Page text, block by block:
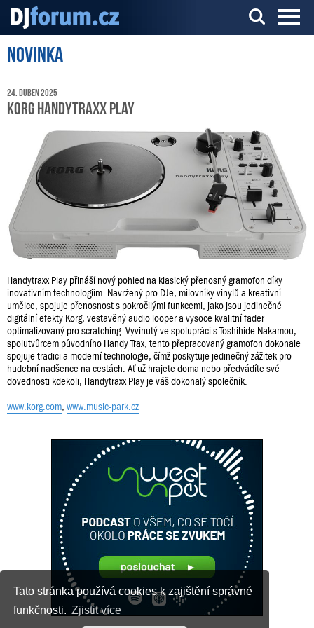
Tato stránka používá cookies k zajištění správné
funkčnosti. Zjistit více
Server o DJ technice a DJingu
Novinka
24. duben 2025
KORG handytraxx play
Handytraxx Play přináší nový pohled na klasický přenosný gramofon díky
inovativním technologiím. Navržený pro DJe, milovníky vinylů a kreativní
umělce, spojuje přenosnost s pokročilými funkcemi, jako jsou jedinečné
digitální efekty Korg, vestavěný audio looper a vysoce kvalitní fader
optimalizovaný pro scratching. Vyvinutý ve spolupráci s Toshihide Nakamou,
spolutvůrcem původního Handy Trax, tento přepracovaný gramofon dokonale
spojuje tradici a moderní technologie, čímž poskytuje jedinečný zážitek pro
hudební nadšence na cestách. Ať už hrajete doma nebo předvádíte své
dovednosti kdekoli, Handytraxx Play je váš dokonalý společník.
www.korg.com, www.music-park.cz